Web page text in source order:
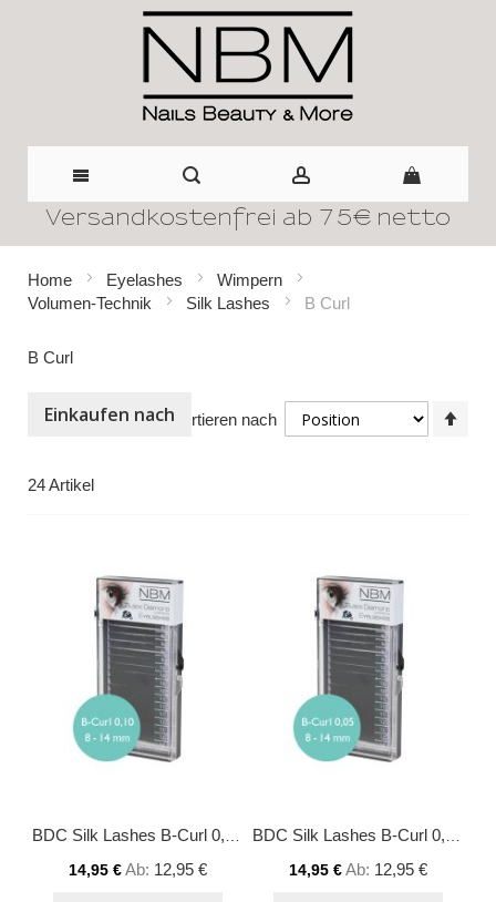
Direkt
Inhalt
Versandkostenfrei ab 75€ netto
Home Eyelashes
Wimpern
Volumen-Technik
Silk Lashes B Curl
B Curl
24Artikel
Sortieren nach
14,95 €Ab 12,95 €
14,95 €Ab 12,95 €
Einkaufen nach